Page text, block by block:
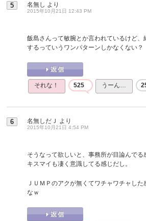
5 名無し より
2015年10月21日 12:43 PM
飯島さんって敏腕とか言われているけど、
するっていうワンパターンしかなくない？
それな！ 525 うーん…
6 名無しだＪ より
2015年10月21日 4:54 PM
そうなって欲しいと、事務所が目論んでる
キスマイも凄く意識してる感じだし。
ＪＵＭＰのアクが無くてワチャワチャし
なｗ